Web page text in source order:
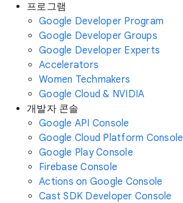
프로그램
Google Developer Program
Google Developer Groups
Google Developer Experts
Accelerators
Women Techmakers
Google Cloud & NVIDIA
개발자 콘솔
Google API Console
Google Cloud Platform Console
Google Play Console
Firebase Console
Actions on Google Console
Cast SDK Developer Console